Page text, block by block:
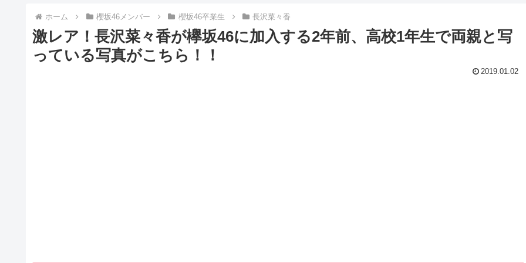
ホーム 櫻坂46メンバー 櫻坂46卒業生 長沢菜々香
激レア！長沢菜々香が欅坂46に加入する2年前、高校1年生で両親と写
っている写真がこちら！！
2019.01.02